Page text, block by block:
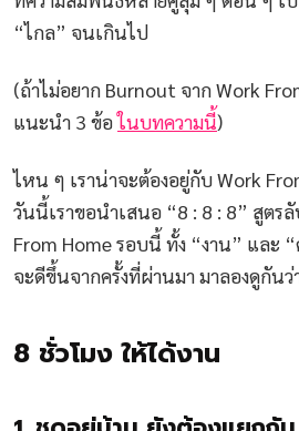
“ไกล” จนเกินไป
(ถ้าไม่อยาก Burnout จาก Work
แนะนำ 3 ข้อในบทความนี้)
ไหน ๆ เราน่าจะต้องอยู่กับ Work
วันนี้เราขอนำเสนอ “8 : 8 : 8” สูตร
From Home รอบนี้ ทั้ง “งาน” และ
จะดีขึ้นจากครั้งที่ผ่านมา มาลองดูกันว่
8 ชั่วโมง ให้ได้งาน